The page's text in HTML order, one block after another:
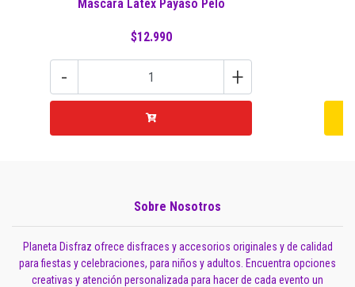
Mascara Latex Payaso Pelo
$12.990
- +
Sobre Nosotros
Planeta Disfraz ofrece disfraces y accesorios originales y de calidad
para fiestas y celebraciones, para niños y adultos. Encuentra opciones
creativas y atención personalizada para hacer de cada evento un